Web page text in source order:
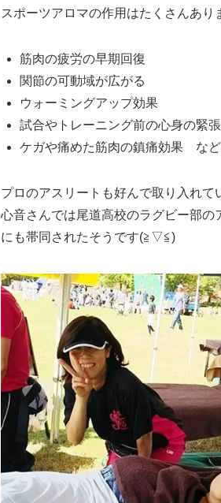
スポーツアロマの作用はたくさんあり
筋肉の疲労の早期回復
関節の可動域が広がる
ウォーミングアップ効果
試合やトレーニング前の心身の緊
ケガや痛めた筋肉の鎮痛効果 な
プロのアスリートも好んで取り入れて
心音さんでは尾道高校のラグビー部の
にも帯同されたそうです(≧▽≦)